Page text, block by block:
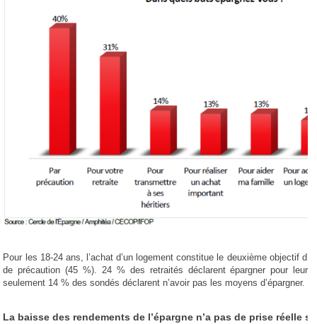
Pour les 18-24 ans, l’achat d’un logement constitue le deuxième objectif
de précaution (45 %). 24 % des retraités déclarent épargner pour leur
seulement 14 % des sondés déclarent n’avoir pas les moyens d’épargner.
La baisse des rendements de l’épargne n’a pas de prise réelle